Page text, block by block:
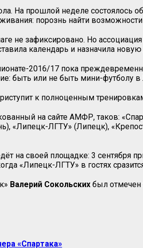
На прошлой неделе
порознь найти
не зафиксировано. Но
календарь и назначила новую
2016/17 пока
быть или не быть мини-футболу в
к полноценным
на сайте АМФР, таков:
«Липецк-ЛГТУ» (Липецк),
на своей площадке: 3 сентября
«Липецк-ЛГТУ» в гостях
Валерий Сокольских был отмечен
«Спартака»